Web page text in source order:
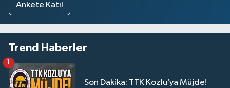
Ankete Katıl
Trend Haberler
Son Dakika: TTK Kozlu’ya Müjde!
1